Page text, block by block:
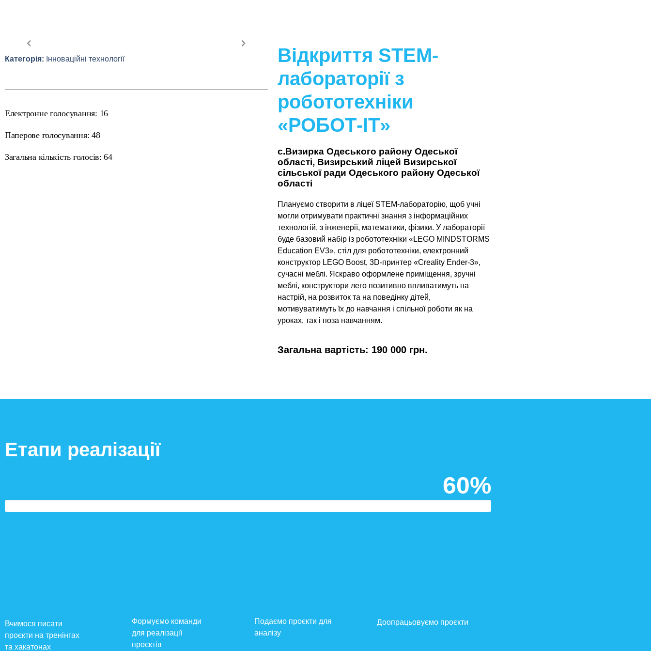
Категорія: Інноваційні технології
Електронне голосування: 16
Паперове голосування: 48
Загальна кількість голосів: 64
Відкриття STEM-
лабораторії з
робототехніки
«РОБОТ-IT»
с.Визирка Одеського району Одеської
області, Визирський ліцей Визирської
сільської ради Одеського району Одеської
області
Плануємо створити в ліцеї STEM-лабораторію, щоб учні
могли отримувати практичні знання з інформаційних
технологій, з інженерії, математики, фізики. У лабораторії
буде базовий набір із робототехніки «LEGO MINDSTORMS
Education EV3», стіл для робототехніки, електронний
конструктор LEGO Boost, 3D-принтер «Creality Ender-3»,
сучасні меблі. Яскраво оформлене приміщення, зручні
меблі, конструктори лего позитивно впливатимуть на
настрій, на розвиток та на поведінку дітей,
мотивуватимуть їх до навчання і спільної роботи як на
уроках, так і поза навчанням.
Загальна вартість: 190 000 грн.
Етапи реалізації
60%
Вчимося писати
проєкти на тренінгах
та хакатонах
Формуємо команди
для реалізації
проєктів
Подаємо проєкти для
аналізу
Доопрацьовуємо проєкти